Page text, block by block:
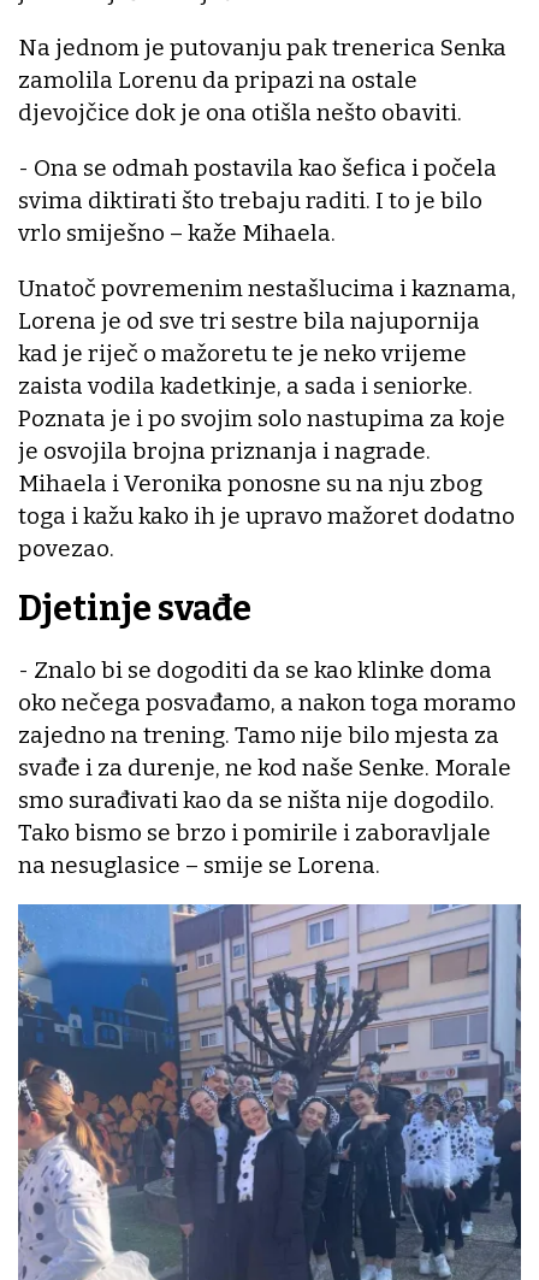
Na jednom je putovanju pak trenerica Senka
zamolila Lorenu da pripazi na ostale
djevojčice dok je ona otišla nešto obaviti.
- Ona se odmah postavila kao šefica i počela
svima diktirati što trebaju raditi. I to je bilo
vrlo smiješno – kaže Mihaela.
Unatoč povremenim nestašlucima i kaznama,
Lorena je od sve tri sestre bila najupornija
kad je riječ o mažoretu te je neko vrijeme
zaista vodila kadetkinje, a sada i seniorke.
Poznata je i po svojim solo nastupima za koje
je osvojila brojna priznanja i nagrade.
Mihaela i Veronika ponosne su na nju zbog
toga i kažu kako ih je upravo mažoret dodatno
povezao.
Djetinje svađe
- Znalo bi se dogoditi da se kao klinke doma
oko nečega posvađamo, a nakon toga moramo
zajedno na trening. Tamo nije bilo mjesta za
svađe i za durenje, ne kod naše Senke. Morale
smo surađivati kao da se ništa nije dogodilo.
Tako bismo se brzo i pomirile i zaboravljale
na nesuglasice – smije se Lorena.